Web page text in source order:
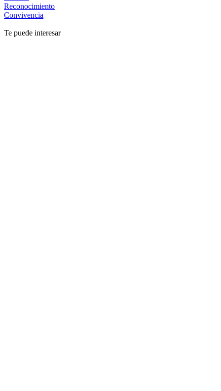
Reconocimiento
Convivencia
Te puede interesar